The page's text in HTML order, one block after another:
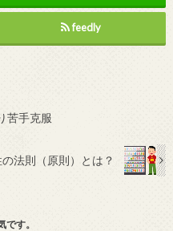
feedly
苦手克服
法則（原則）とは？
す。